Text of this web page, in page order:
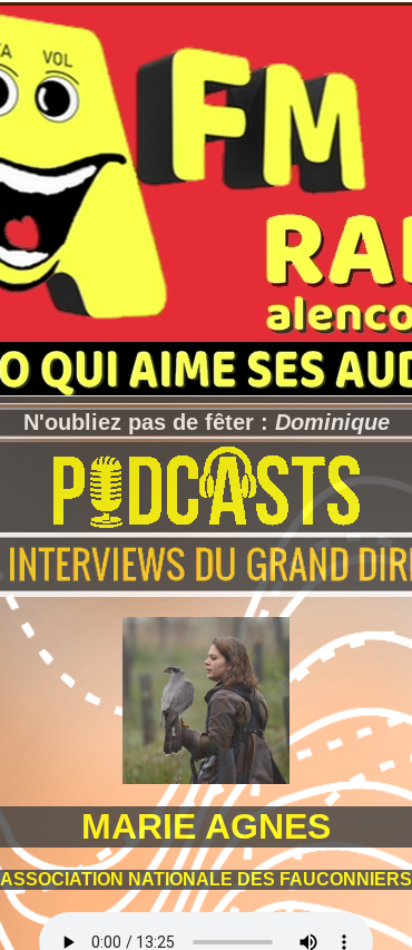
MARIE AGNES
ASSOCIATION NATIONALE DES FAUCONNIERS